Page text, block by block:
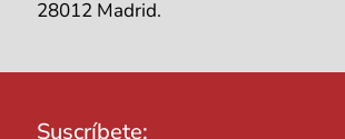
28012 Madrid.
Suscríbete: